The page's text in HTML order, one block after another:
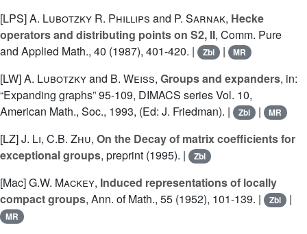
[LPS]A. Lubotzky R. Phillips and P. Sarnak, Hecke
operators and distributing points on S2, II, Comm. Pure
and Applied Math., 40 (1987), 401-420. |
Zbl | MR
[LW]A. Lubotzkyand B. Weiss, Groups and expanders, in:
“Expanding graphs” 95-109, DIMACS series Vol. 10,
American Math., Soc., 1993, (Ed: J. Friedman). |
Zbl | MR
[LZ]J. Li, C.B. Zhu, On the Decay of matrix coefficients for
exceptional groups, preprint (1995). | Zbl
[Mac]G.W. Mackey, Induced representations of locally
compact groups, Ann. of Math., 55 (1952), 101-139. | Zbl |
MR